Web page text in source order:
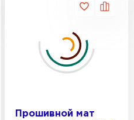
Прошивной мат